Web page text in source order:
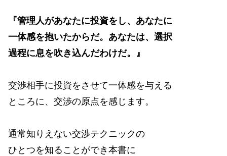
『管理人があなたに投資をし、あなたに
一体感を抱いたからだ。あなたは、選択
過程に息を吹き込んだわけだ。』
交渉相手に投資をさせて一体感を与える
ところに、交渉の原点を感じます。
通常知りえない交渉テクニックの
ひとつを知ることができ本書に